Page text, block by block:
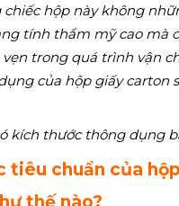
chiếc hộp này không
tính thẩm mỹ cao mà
trong quá trình vận
của hộp giấy carton
kích thước thông dụng
tiêu chuẩn của
thế nào?